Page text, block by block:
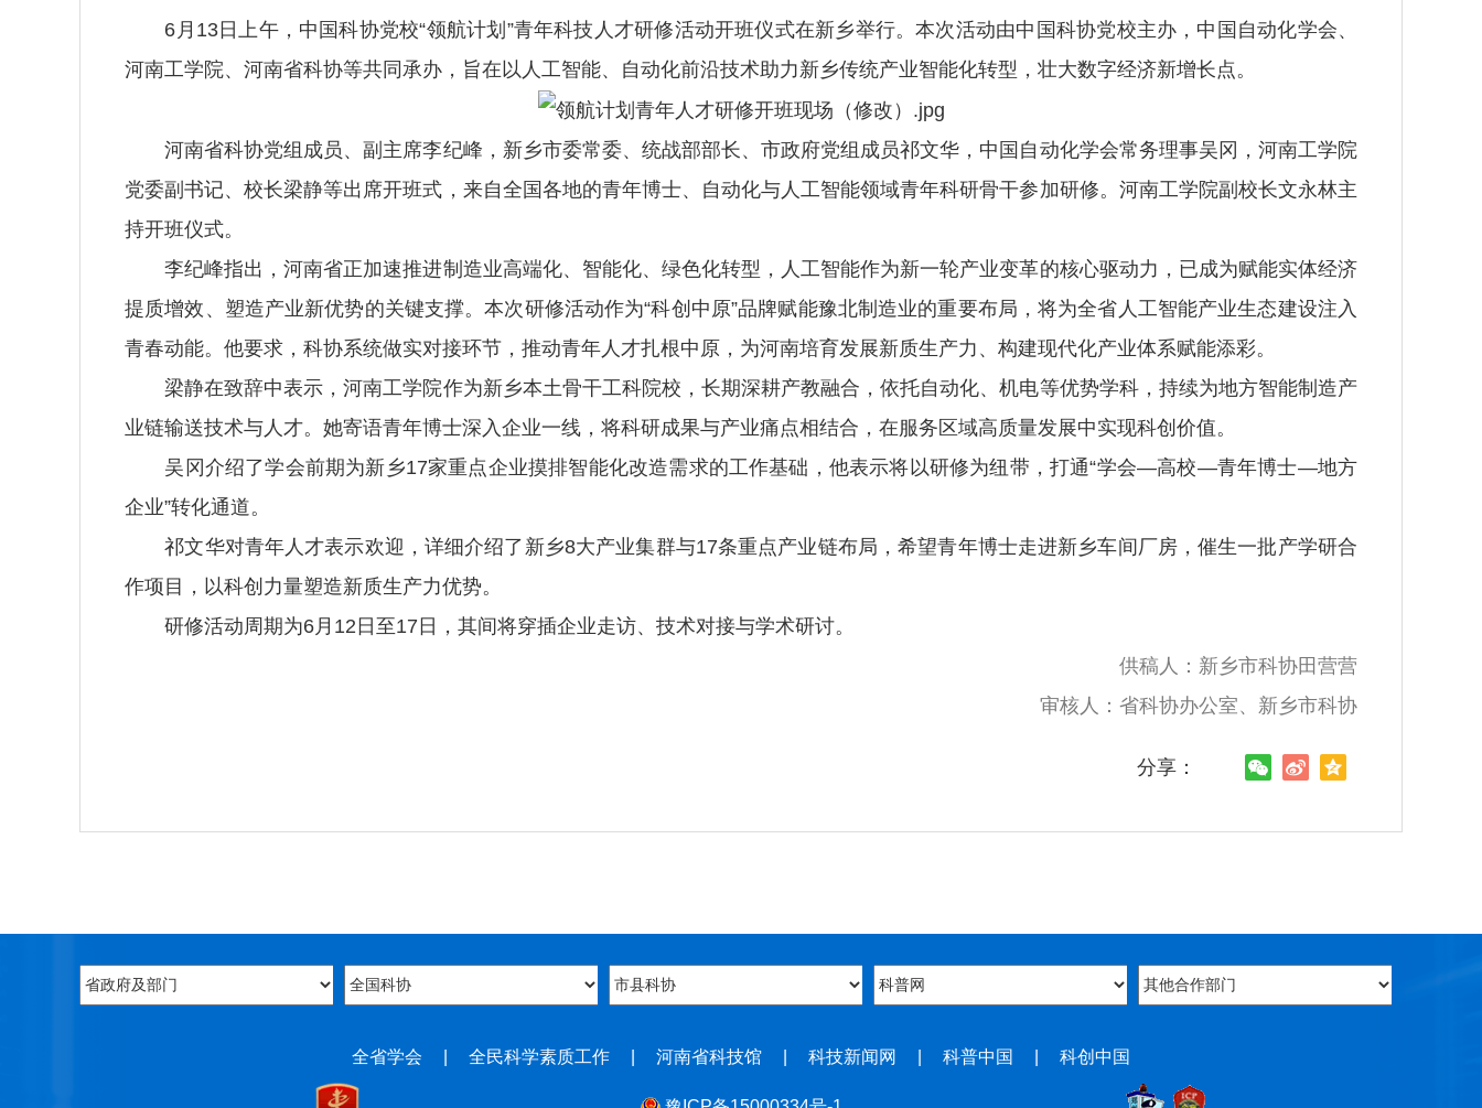
6月13日上午，中国科协党校“领航计划”青年科技人才研修活动开班仪式在新乡举行。本次活动由中国科协党校主办，中国自动化学会、
河南工学院、河南省科协等共同承办，旨在以人工智能、自动化前沿技术助力新乡传统产业智能化转型，壮大数字经济新增长点。
河南省科协党组成员、副主席李纪峰，新乡市委常委、统战部部长、市政府党组成员祁文华，中国自动化学会常务理事吴冈，河南工学院
党委副书记、校长梁静等出席开班式，来自全国各地的青年博士、自动化与人工智能领域青年科研骨干参加研修。河南工学院副校长文永林主
持开班仪式。
李纪峰指出，河南省正加速推进制造业高端化、智能化、绿色化转型，人工智能作为新一轮产业变革的核心驱动力，已成为赋能实体经济
提质增效、塑造产业新优势的关键支撑。本次研修活动作为“科创中原”品牌赋能豫北制造业的重要布局，将为全省人工智能产业生态建设注入
青春动能。他要求，科协系统做实对接环节，推动青年人才扎根中原，为河南培育发展新质生产力、构建现代化产业体系赋能添彩。
梁静在致辞中表示，河南工学院作为新乡本土骨干工科院校，长期深耕产教融合，依托自动化、机电等优势学科，持续为地方智能制造产
业链输送技术与人才。她寄语青年博士深入企业一线，将科研成果与产业痛点相结合，在服务区域高质量发展中实现科创价值。
吴冈介绍了学会前期为新乡17家重点企业摸排智能化改造需求的工作基础，他表示将以研修为纽带，打通“学会—高校—青年博士—地方
企业”转化通道。
祁文华对青年人才表示欢迎，详细介绍了新乡8大产业集群与17条重点产业链布局，希望青年博士走进新乡车间厂房，催生一批产学研合
作项目，以科创力量塑造新质生产力优势。
研修活动周期为6月12日至17日，其间将穿插企业走访、技术对接与学术研讨。
供稿人：新乡市科协田营营
审核人：省科协办公室、新乡市科协
分享：
全省学会 全民科学素质工作 河南省科技馆 科技新闻网 科普中国 科创中国